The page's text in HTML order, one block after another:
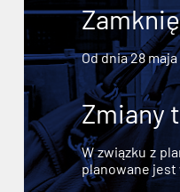
Od dnia 28
Zmiany
W związku z
planowane jest